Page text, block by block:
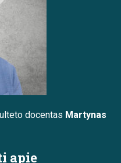
docentas Martynas
apie